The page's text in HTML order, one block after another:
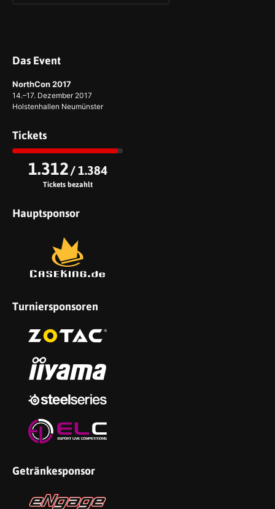
Das Event
NorthCon 2017
14.–17. Dezember 2017
Holstenhallen Neumünster
Tickets
1.312/ 1.384
Tickets bezahlt
Hauptsponsor
Turniersponsoren
Getränkesponsor